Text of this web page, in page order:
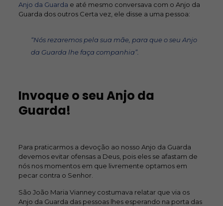
Anjo da Guarda e até mesmo conversava com o Anjo da
Guarda dos outros Certa vez, ele disse a uma pessoa:
“Nós rezaremos pela sua mãe, para que o seu Anjo
da Guarda lhe faça companhia”.
Invoque o seu Anjo da
Guarda!
Para praticarmos a devoção ao nosso Anjo da Guarda
devemos evitar ofensas a Deus, pois eles se afastam de
nós nos momentos em que livremente optamos em
pecar contra o Senhor.
São João Maria Vianney costumava relatar que via os
Anjo da Guarda das pessoas lhes esperando na porta das